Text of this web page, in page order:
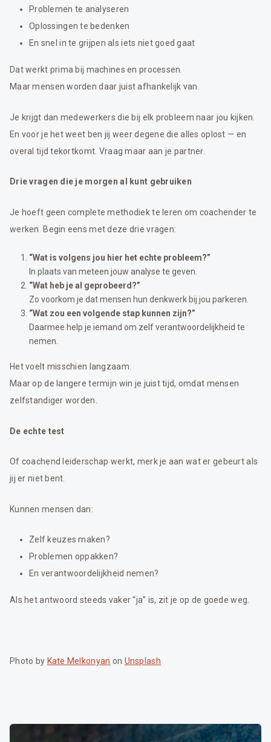
Problemen te analyseren
Oplossingen te bedenken
En snel in te grijpen als iets niet goed gaat
Dat werkt prima bij machines en processen.
Maar mensen worden daar juist afhankelijk van.
Je krijgt dan medewerkers die bij elk probleem naar jou kijken.
En voor je het weet ben jij weer degene die alles oplost — en
overal tijd tekortkomt. Vraag maar aan je partner.
Drie vragen die je morgen al kunt gebruiken
Je hoeft geen complete methodiek te leren om coachender te
werken. Begin eens met deze drie vragen:
“Wat is volgens jou hier het echte probleem?”
In plaats van meteen jouw analyse te geven.
“Wat heb je al geprobeerd?”
Zo voorkom je dat mensen hun denkwerk bij jou parkeren.
“Wat zou een volgende stap kunnen zijn?”
Daarmee help je iemand om zelf verantwoordelijkheid te
nemen.
Het voelt misschien langzaam.
Maar op de langere termijn win je juist tijd, omdat mensen
zelfstandiger worden.
De echte test
Of coachend leiderschap werkt, merk je aan wat er gebeurt als
jij er niet bent.
Kunnen mensen dan:
Zelf keuzes maken?
Problemen oppakken?
En verantwoordelijkheid nemen?
Als het antwoord steeds vaker “ja” is, zit je op de goede weg.
Photo by Kate Melkonyan on Unsplash